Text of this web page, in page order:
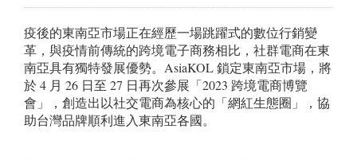
疫後的東南亞市場正在經歷一場跳躍式的數位行銷變
革，與疫情前傳統的跨境電子商務相比，社群電商在東
南亞具有獨特發展優勢。AsiaKOL 鎖定東南亞市場，將
於 4 月 26 日至 27 日再次參展「2023 跨境電商博覽
會」，創造出以社交電商為核心的「網紅生態圈」，協
助台灣品牌順利進入東南亞各國。